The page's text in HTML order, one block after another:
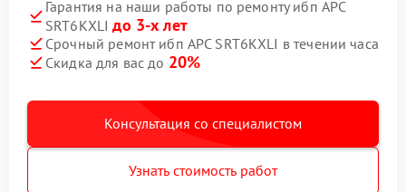
Гарантия на наши работы по ремонту ибп APC
SRT6KXLIдо 3-х лет
Срочный ремонт ибп APC SRT6KXLI в течении часа
Скидка для вас до 20%
Консультация со специалистом
Узнать стоимость работ